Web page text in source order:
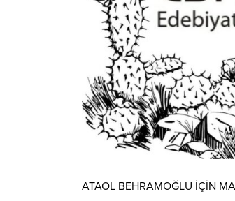
ATAOL BEHRAMOĞLU İÇİN